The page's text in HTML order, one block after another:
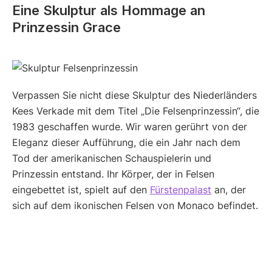
Eine Skulptur als Hommage an
Prinzessin Grace
Verpassen Sie nicht diese Skulptur des Niederländers
Kees Verkade mit dem Titel „Die Felsenprinzessin“, die
1983 geschaffen wurde. Wir waren gerührt von der
Eleganz dieser Aufführung, die ein Jahr nach dem
Tod der amerikanischen Schauspielerin und
Prinzessin entstand. Ihr Körper, der in Felsen
eingebettet ist, spielt auf den Fürstenpalast an, der
sich auf dem ikonischen Felsen von Monaco befindet.